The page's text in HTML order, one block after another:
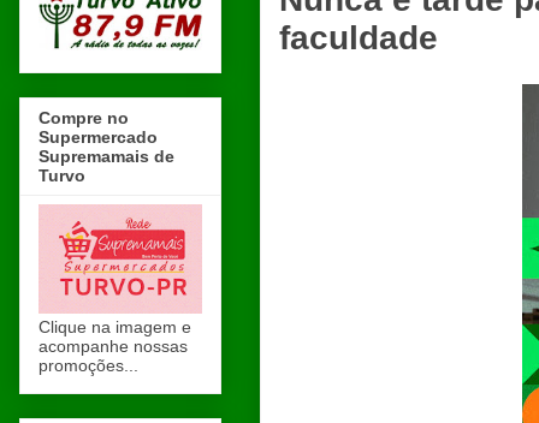
faculdade
Compre no
Supermercado
Supremamais de
Turvo
Clique na imagem e
acompanhe nossas
promoções...